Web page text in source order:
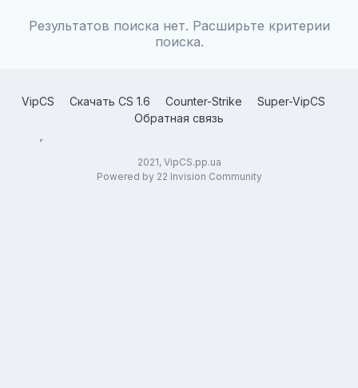
Результатов поиска нет. Расширьте критерии
поиска.
VipCS Скачать CS 1.6 Counter-Strike
Super-VipCS
Обратная связь
2021, VipCS.pp.ua
Powered by 22 Invision Community